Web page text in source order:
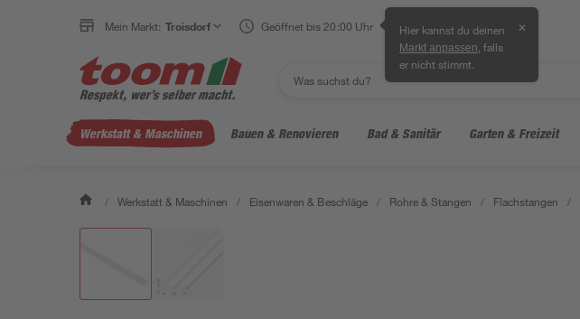
Mein Markt: Troisdorf Geöffnet bis 20:00 Uhr Hier kannst du deinen
Markt anpassen , falls
er nicht stimmt.
✕
Werkstatt & Maschinen Bauen & Renovieren Bad & Sanitär Garten & Freizeit
/ Werkstatt & Maschinen / Eisenwaren & Beschläge / Rohre & Stangen / Flachstangen /